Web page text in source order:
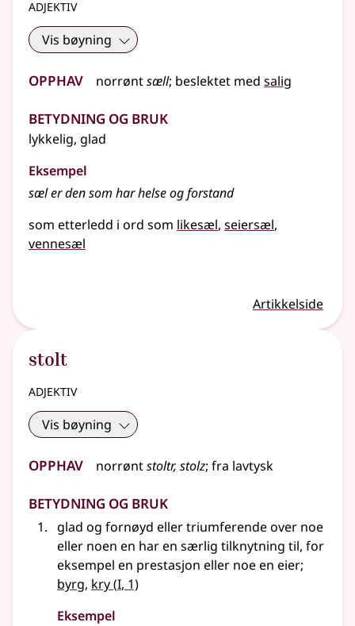
adjektiv
Vis bøyning
Opphav norrøntsæll; beslektet med salig
Betydning og bruk
lykkelig, glad
Eksempel
sæler den som har helse og forstand
som etterledd i ord som likesæl seiersæl
vennesæl
Artikkelside
stolt
adjektiv
Vis bøyning
Opphav norrøntstoltr, stolz; fra lavtysk
Betydning og bruk
glad og fornøyd eller triumferende over noe
eller noen en har en særlig tilknytning til, for
eksempel en prestasjon eller noe en eier;
byrg, kry(1
I, 1)
Eksempel